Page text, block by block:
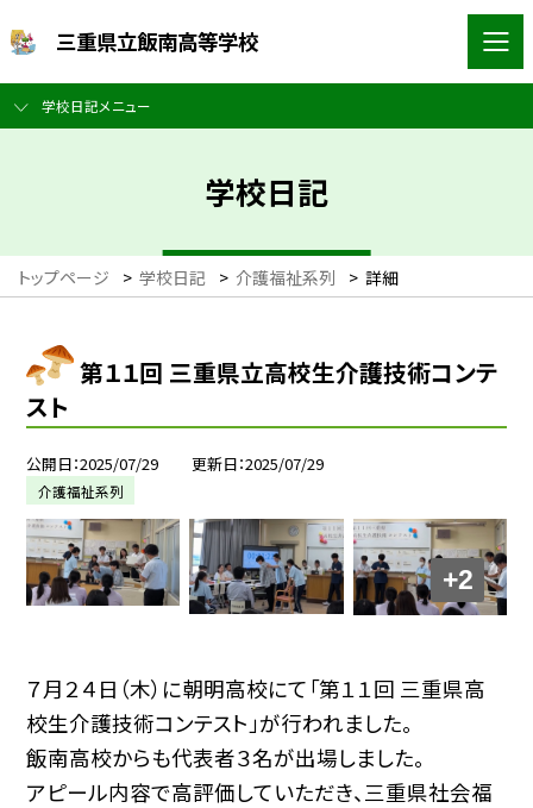
三重県立飯南高等学校
学校日記メニュー
学校日記
トップページ > 学校日記 > 介護福祉系列 > 詳細
第１１回 三重県立高校生介護技術コンテ
スト
公開日 2025/07/29 更新日 2025/07/29
介護福祉系列
+2
７月２４日（木）に朝明高校にて「第１１回 三重県高
校生介護技術コンテスト」が行われました。
飯南高校からも代表者３名が出場しました。
アピール内容で高評価していただき、三重県社会福